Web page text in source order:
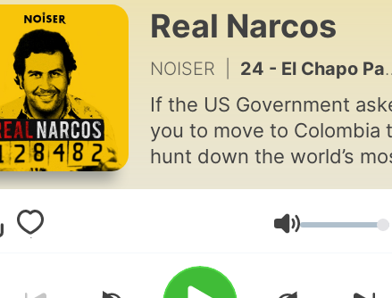
Real Narcos
NOISER 24 - El Chapo Part 7: The Curtain Falls?
If the US Government
you to move to Colombia
hunt down the world’s
would you say? Real
meets the real DEA agents
some of history’s most
Volumen